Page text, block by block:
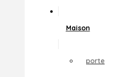
Maison
porte